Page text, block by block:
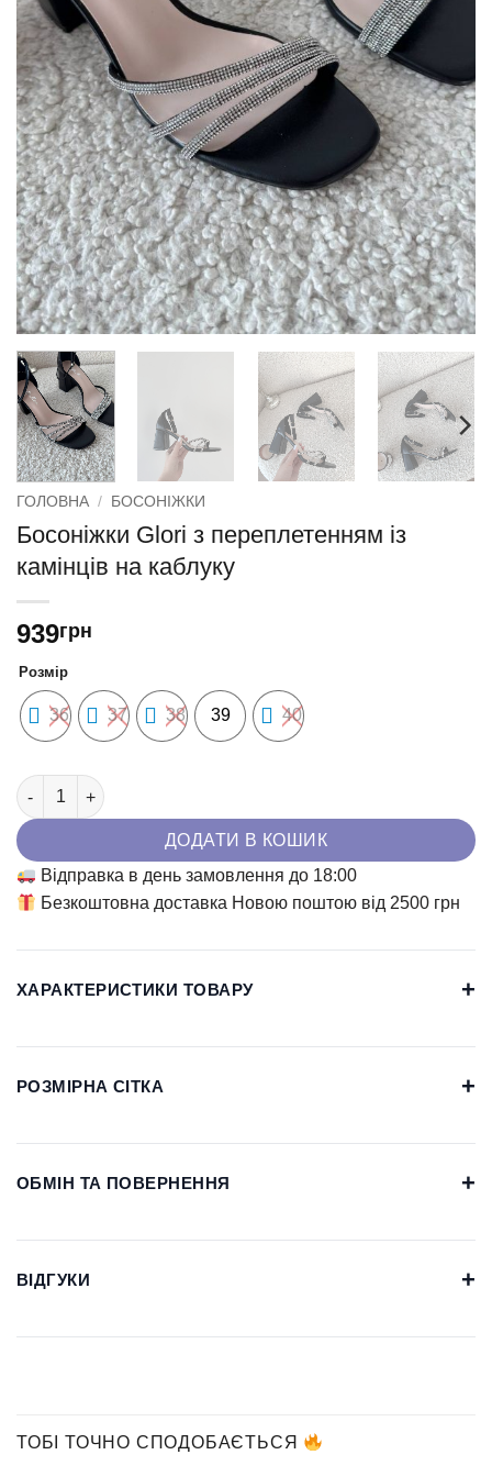
ГОЛОВНА / БОСОНІЖКИ
Босоніжки Glori з переплетенням із
камінців на каблуку
939грн
Розмір
36 37 38 39 40
Босоніжки Glori з переплетенням із камінців на каблуку
ДОДАТИ В КОШИК
Відправка в день замовлення до 18:00
Безкоштовна доставка Новою поштою від 2500 грн
ХАРАКТЕРИСТИКИ ТОВАРУ +
РОЗМІРНА СІТКА +
ОБМІН ТА ПОВЕРНЕННЯ +
ВІДГУКИ +
ТОБІ ТОЧНО СПОДОБАЄТЬСЯ